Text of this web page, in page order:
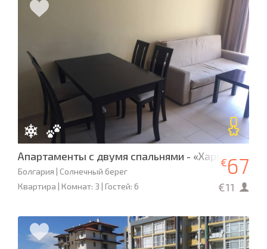
Апартаменты с двумя спальнями - «Хармони
Болгария | Солнечный берег
Квартира | Комнат: 3 | Гостей: 6
€67
€11